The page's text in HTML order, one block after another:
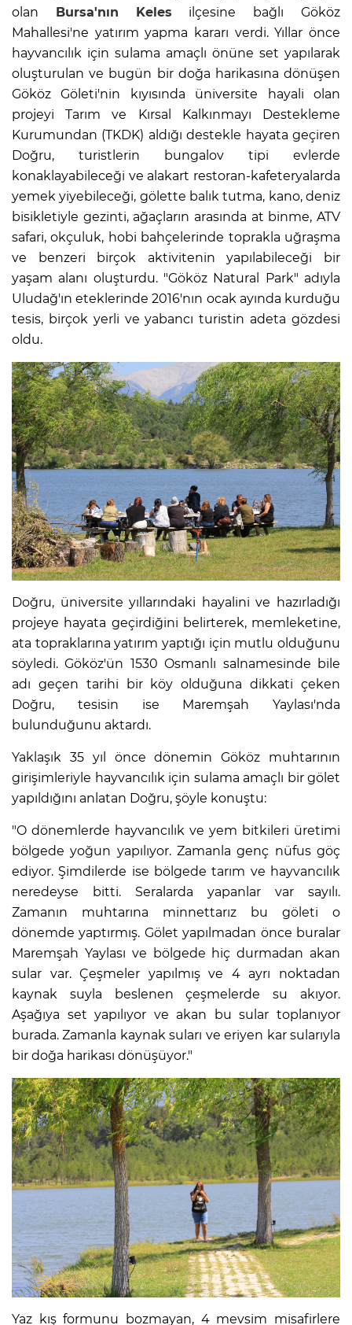
olan Bursa'nın Keles ilçesine bağlı Gököz
Mahallesi'ne yatırım yapma kararı verdi. Yıllar önce
hayvancılık için sulama amaçlı önüne set yapılarak
oluşturulan ve bugün bir doğa harikasına dönüşen
Gököz Göleti'nin kıyısında üniversite hayali olan
projeyi Tarım ve Kırsal Kalkınmayı Destekleme
Kurumundan (TKDK) aldığı destekle hayata geçiren
Doğru, turistlerin bungalov tipi evlerde
konaklayabileceği ve alakart restoran-kafeteryalarda
yemek yiyebileceği, gölette balık tutma, kano, deniz
bisikletiyle gezinti, ağaçların arasında at binme, ATV
safari, okçuluk, hobi bahçelerinde toprakla uğraşma
ve benzeri birçok aktivitenin yapılabileceği bir
yaşam alanı oluşturdu. "Gököz Natural Park" adıyla
Uludağ'ın eteklerinde 2016'nın ocak ayında kurduğu
tesis, birçok yerli ve yabancı turistin adeta gözdesi
oldu.
Doğru, üniversite yıllarındaki hayalini ve hazırladığı
projeye hayata geçirdiğini belirterek, memleketine,
ata topraklarına yatırım yaptığı için mutlu olduğunu
söyledi. Gököz'ün 1530 Osmanlı salnamesinde bile
adı geçen tarihi bir köy olduğuna dikkati çeken
Doğru, tesisin ise Maremşah Yaylası'nda
bulunduğunu aktardı.
Yaklaşık 35 yıl önce dönemin Gököz muhtarının
girişimleriyle hayvancılık için sulama amaçlı bir gölet
yapıldığını anlatan Doğru, şöyle konuştu:
"O dönemlerde hayvancılık ve yem bitkileri üretimi
bölgede yoğun yapılıyor. Zamanla genç nüfus göç
ediyor. Şimdilerde ise bölgede tarım ve hayvancılık
neredeyse bitti. Seralarda yapanlar var sayılı.
Zamanın muhtarına minnettarız bu göleti o
dönemde yaptırmış. Gölet yapılmadan önce buralar
Maremşah Yaylası ve bölgede hiç durmadan akan
sular var. Çeşmeler yapılmış ve 4 ayrı noktadan
kaynak suyla beslenen çeşmelerde su akıyor.
Aşağıya set yapılıyor ve akan bu sular toplanıyor
burada. Zamanla kaynak suları ve eriyen kar sularıyla
bir doğa harikası dönüşüyor."
Yaz kış formunu bozmayan, 4 mevsim misafirlere